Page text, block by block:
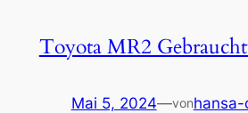
Toyota MR2
Mai 5, 2024—vonhansa-